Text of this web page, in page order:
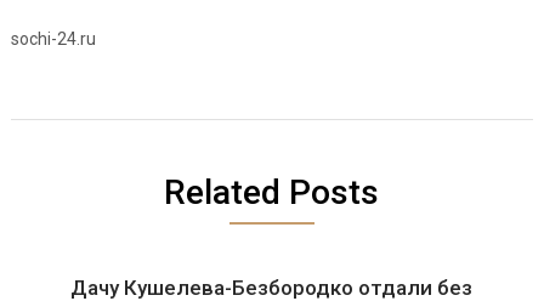
sochi-24.ru
Related Posts
Дачу Кушелева-Безбородко отдали без